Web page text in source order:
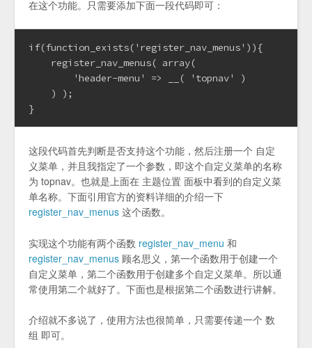
在这个功能。只需要添加下面一段代码即可：
if(function_exists('register_nav_menus')){
    register_nav_menus( array(
        'header-menu' => __( 'topnav' )
    ) );
}
这段代码首先判断是否支持这个功能，然后注册一个 自定
义菜单，并且我指定了一个参数，即这个自定义菜单的名称
为 topnav。也就是上面在 主题位置 面板中看到的自定义菜
单名称。下面引用官方的资料详细的介绍一下
register_nav_menus 这个函数。
实现这个功能有两个函数 register_nav_menu 和
register_nav_menus 顾名思义，第一个函数用于创建一个
自定义菜单，第二个函数用于创建多个自定义菜单。所以通
常使用第二个就好了。下面也是根据第二个函数进行讲解。
介绍就不多说了，使用方法也很简单，只需要传递一个 数
组 即可。